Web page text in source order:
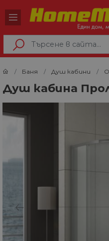
Баня Душ кабини
Душ кабина